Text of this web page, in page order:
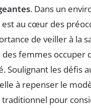
. Dans un
au cœur des
de veiller à la
femmes occuper
Soulignant les défis
à repenser le
pour